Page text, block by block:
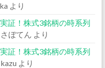
より
証！株式3銘柄の時系列
さぼてん より
証！株式3銘柄の時系列
kazu より